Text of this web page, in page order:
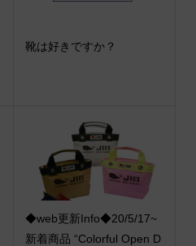
靴は好きですか？
◆web更新Info◆20/5/17~
新着商品 “Colorful Open D